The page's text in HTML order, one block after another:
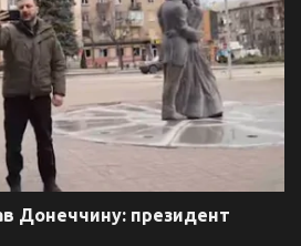
Донеччину: президент